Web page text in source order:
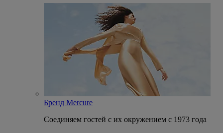
Бренд Mercure
Соединяем гостей с их окружением с 1973 года